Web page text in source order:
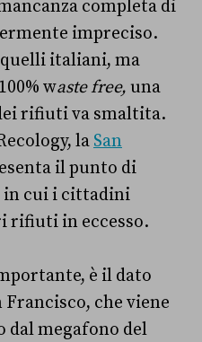
completa di
impreciso.
italiani, ma
waste free, una
rifiuti va smaltita.
la San
il punto di
in cui i cittadini
rifiuti in eccesso.
è il dato
Francisco, che viene
dal megafono del